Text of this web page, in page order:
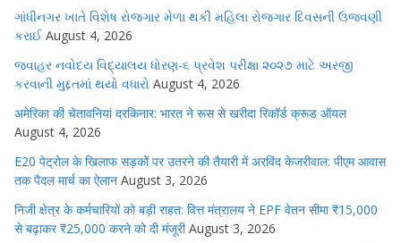
ગાંધીનગર ખાતે વિશેષ રોજગાર મેળા થકી મહિલા રોજગાર દિવસની ઉજવણી
કરાઈ August 4, 2026
જવાહર નવોદય વિદ્યાલય ધોરણ-૬ પ્રવેશ પરીક્ષા ૨૦૨૭ માટે અરજી
કરવાની મુદ્દતમાં થયો વધારો August 4, 2026
अमेरिका की चेतावनियां दरकिनार: भारत ने रूस से खरीदा रिकॉर्ड क्रूड ऑयल
August 4, 2026
E20 पेट्रोल के खिलाफ सड़कों पर उतरने की तैयारी में अरविंद केजरीवाल: पीएम आवास
तक पैदल मार्च का ऐलान August 3, 2026
निजी क्षेत्र के कर्मचारियों को बड़ी राहत: वित्त मंत्रालय ने EPF वेतन सीमा ₹15,000
से बढ़ाकर ₹25,000 करने को दी मंजूरी August 3, 2026